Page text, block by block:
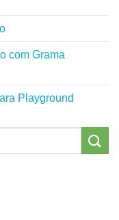
com Grama
Playground